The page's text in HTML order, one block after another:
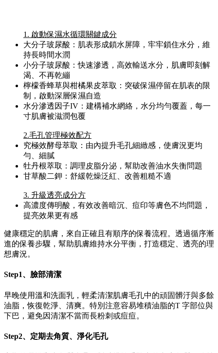
1. 啟動保濕水循環關鍵成分
大分子玻尿酸：肌表形成鎖水屏障，牢牢鎖住水分，維
持長時間水潤
小分子玻尿酸：快速滲透，高效輸送水分，肌膚即刻解
渴、不再乾繃
檸檬香蜂草與柑橘果皮萃取：突破保濕停留在肌表的限
制，啟動深層保濕自造
水分滲透因子IV：建構補水網絡，水分均勻覆蓋，每一
寸肌膚被滋潤包覆
2.毛孔管理極效配方
究極效酵母萃取：由內提升毛孔細緻感，使膚況更均
勻、細膩
牡丹根萃取：調理皮脂分泌，幫助改善油水失衡問題
甘草酸二鉀：舒緩乾燥泛紅、改善粗糙不適
3. 升級透亮成分方
高濃度傳明酸，有效改善暗沉、痘印等膚色不均問題，
提亮效果更有感
健康穩定的肌膚，來自正確且有順序的保養流程。透過循序漸
進的保養步驟，幫助肌膚維持水分平衡，打造穩定、透亮的理
想膚況。
Step1、臉部清潔
早晚使用溫和洗面乳，輕柔清潔肌膚毛孔中的頑固髒汙與多餘
油脂，恢復乾淨、清爽。特別注意容易堆積油脂的T 字部位與
下巴，避免因清潔不當而長粉刺或痘痘。
Step2、定期去角質、淨化毛孔